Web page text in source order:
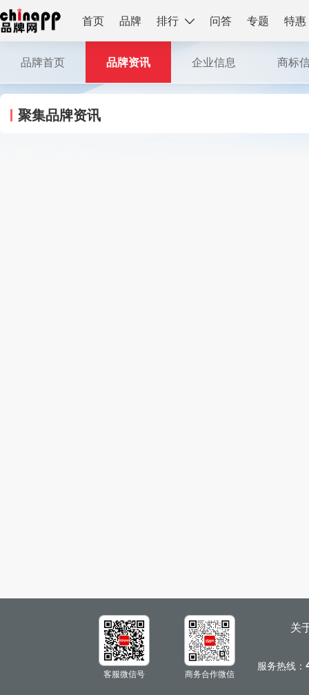
首页 品牌 排行 问答 专题 特惠
品牌首页 品牌资讯 企业信息 商标
聚集品牌资讯
客服微信号 商务合作微信
关
服务热线：